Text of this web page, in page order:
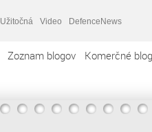
Užitočná Video DefenceNews
Zoznam blogov Komerčné